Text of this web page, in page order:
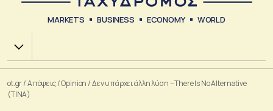
MARKETS BUSINESS ECONOMY WORLD
Χ.Α.
ot.gr/Απόψεις/Opinion /Δεν υπάρχει άλλη λύση – There Is No Alternative
(TINA)